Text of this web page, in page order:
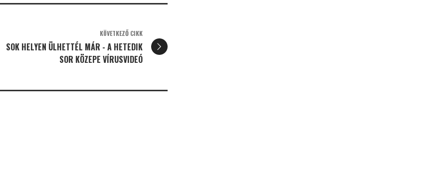
KÖVETKEZŐ CIKK
SOK HELYEN ÜLHETTÉL MÁR - A HETEDIK
SOR KÖZEPE VÍRUSVIDEÓ